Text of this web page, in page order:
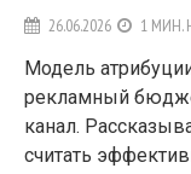
26.06.2026 1 МИН.
Модель
рекламный
канал.
считать